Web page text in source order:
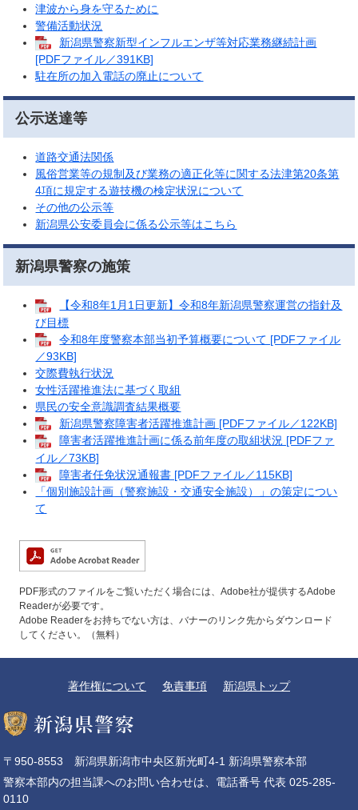
津波から身を守るために
警備活動状況
新潟県警察新型インフルエンザ等対応業務継続計画
[PDFファイル／391KB]
駐在所の加入電話の廃止について
公示送達等
道路交通法関係
風俗営業等の規制及び業務の適正化等に関する法津第20条第
4項に規定する遊技機の検定状況について​
その他の公示等
新潟県公安委員会に係る公示等はこちら
新潟県警察の施策
【令和8年1月1日更新】令和8年新潟県警察運営の指針及
び目標
令和8年度警察本部当初予算概要について [PDFファイル
／93KB]
交際費執行状況
女性活躍推進法に基づく取組
県民の安全意識調査結果概要
新潟県警察障害者活躍推進計画 [PDFファイル／122KB]
障害者活躍推進計画に係る前年度の取組状況 [PDFファ
イル／73KB]
障害者任免状況通報書 [PDFファイル／115KB]
「個別施設計画（警察施設・交通安全施設）」の策定につい
て
PDF形式のファイルをご覧いただく場合には、Adobe社が提供するAdobe
Readerが必要です。
Adobe Readerをお持ちでない方は、バナーのリンク先からダウンロード
してください。（無料）
著作権について 免責事項 新潟県トップ
〒950-8553 新潟県新潟市中央区新光町4-1 新潟県警察本部
警察本部内の担当課へのお問い合わせは、電話番号 代表 025-285-
0110